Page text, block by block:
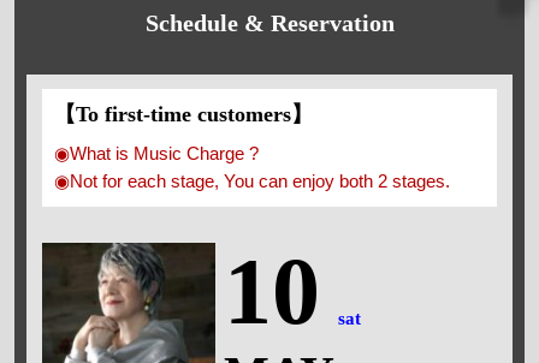
Schedule & Reservation
【To first-time customers】
◉What is Music Charge ?
◉Not for each stage, You can enjoy both 2 stages.
10 sat